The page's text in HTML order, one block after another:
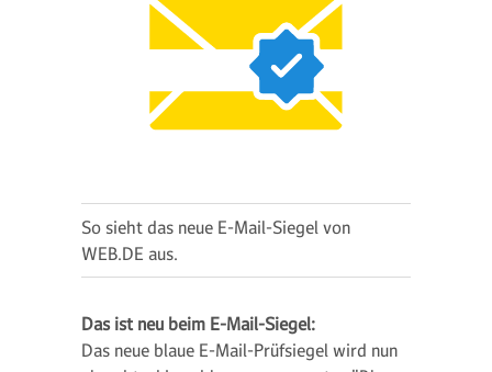
So sieht das neue E-Mail-Siegel von
WEB.DE aus.
Das ist neu beim E-Mail-Siegel:
Das neue blaue E-Mail-Prüfsiegel wird nun